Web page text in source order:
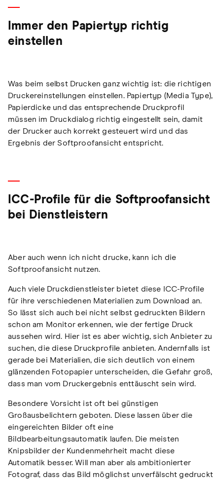
Immer den Papiertyp richtig
einstellen
Was beim selbst Drucken ganz wichtig ist: die richtigen
Druckereinstellungen einstellen. Papiertyp (Media Type),
Papierdicke und das entsprechende Druckprofil
müssen im Druckdialog richtig eingestellt sein, damit
der Drucker auch korrekt gesteuert wird und das
Ergebnis der Softproofansicht entspricht.
ICC-Profile für die Softproofansicht
bei Dienstleistern
Aber auch wenn ich nicht drucke, kann ich die
Softproofansicht nutzen.
Auch viele Druckdienstleister bietet diese ICC-Profile
für ihre verschiedenen Materialien zum Download an.
So lässt sich auch bei nicht selbst gedruckten Bildern
schon am Monitor erkennen, wie der fertige Druck
aussehen wird. Hier ist es aber wichtig, sich Anbieter zu
suchen, die diese Druckprofile anbieten. Andernfalls ist
gerade bei Materialien, die sich deutlich von einem
glänzenden Fotopapier unterscheiden, die Gefahr groß,
dass man vom Druckergebnis enttäuscht sein wird.
Besondere Vorsicht ist oft bei günstigen
Großausbelichtern geboten. Diese lassen über die
eingereichten Bilder oft eine
Bildbearbeitungsautomatik laufen. Die meisten
Knipsbilder der Kundenmehrheit macht diese
Automatik besser. Will man aber als ambitionierter
Fotograf, dass das Bild möglichst unverfälscht gedruckt